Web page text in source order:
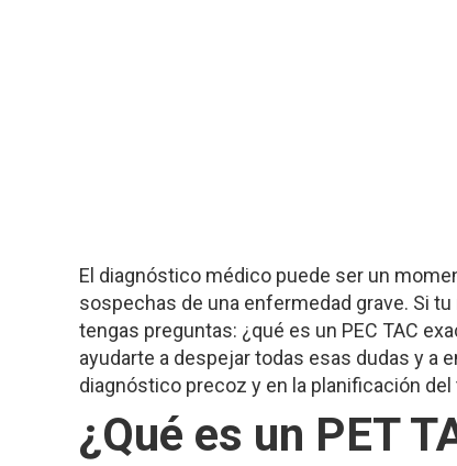
El diagnóstico médico puede ser un
sospechas de una enfermedad grave. Si
tengas preguntas: ¿qué es un PEC TAC
ayudarte a despejar todas esas dudas y a
diagnóstico precoz y en la planificación
¿Qué es un PET